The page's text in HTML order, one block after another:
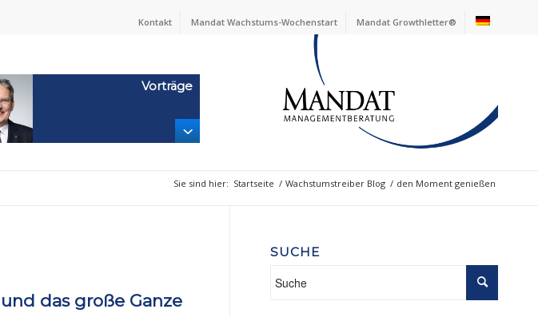
Kontakt Mandat Wachstums-Wochenstart Mandat Growthletter®
Vorträge
Sie sind hier: Startseite / Wachstumstreiber Blog / den Moment genießen
das große Ganze
SUCHE